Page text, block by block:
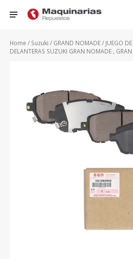
Honda
Hyundai
FRONTIER
NP300
KICKS
NAVARA
- 2.0
B13
VER TODOS
Home / Suzuki / GRAND NOMADE/ JUEGO
DELANTERAS SUZUKI GRAN NOMADE ,